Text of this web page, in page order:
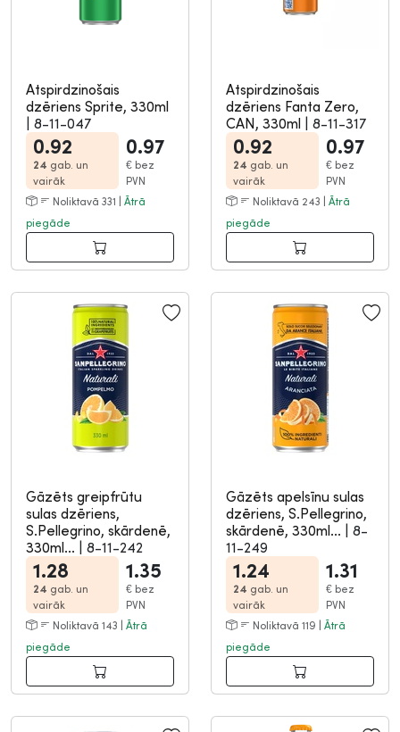
Atspirdzinošais
dzēriens Sprite, 330ml
| 8-11-047
0.92
24 gab. un
vairāk
0.97
€ bez
PVN
Noliktavā 331 | Ātrā
piegāde
Atspirdzinošais
dzēriens Fanta Zero,
CAN, 330ml | 8-11-317
0.92
24 gab. un
vairāk
0.97
€ bez
PVN
Noliktavā 243 | Ātrā
piegāde
Gāzēts greipfrūtu
sulas dzēriens,
S.Pellegrino, skārdenē,
330ml... | 8-11-242
1.28
24 gab. un
vairāk
1.35
€ bez
PVN
Noliktavā 143 | Ātrā
piegāde
Gāzēts apelsīnu sulas
dzēriens, S.Pellegrino,
skārdenē, 330ml... | 8-
11-249
1.24
24 gab. un
vairāk
1.31
€ bez
PVN
Noliktavā 119 | Ātrā
piegāde